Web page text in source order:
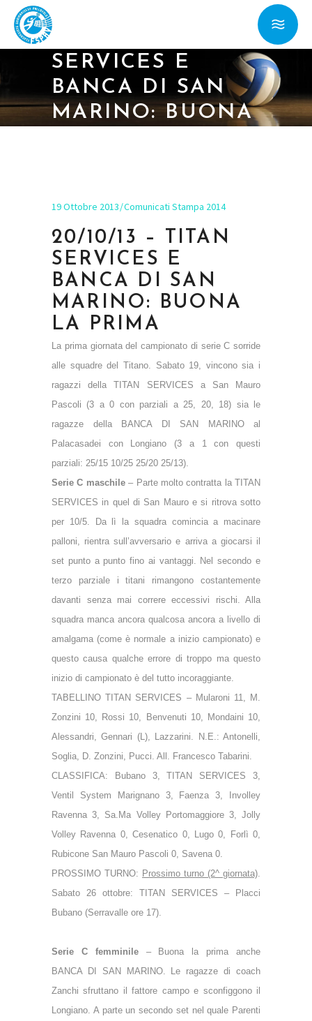
SERVICES E
BANCA DI SAN
MARINO: BUONA
19 Ottobre 2013 Comunicati Stampa 2014
20/10/13 – TITAN
SERVICES E
BANCA DI SAN
MARINO: BUONA
LA PRIMA
La prima giornata del campionato di serie C sorride
alle squadre del Titano. Sabato 19, vincono sia i
ragazzi della TITAN SERVICES a San Mauro
Pascoli (3 a 0 con parziali a 25, 20, 18) sia le
ragazze della BANCA DI SAN MARINO al
Palacasadei con Longiano (3 a 1 con questi
parziali: 25/15 10/25 25/20 25/13).
Serie C maschile– Parte molto contratta la TITAN
SERVICES in quel di San Mauro e si ritrova sotto
per 10/5. Da lì la squadra comincia a macinare
palloni, rientra sull’avversario e arriva a giocarsi il
set punto a punto fino ai vantaggi. Nel secondo e
terzo parziale i titani rimangono costantemente
davanti senza mai correre eccessivi rischi. Alla
squadra manca ancora qualcosa ancora a livello di
amalgama (come è normale a inizio campionato) e
questo causa qualche errore di troppo ma questo
inizio di campionato è del tutto incoraggiante.
TABELLINO TITAN SERVICES – Mularoni 11, M.
Zonzini 10, Rossi 10, Benvenuti 10, Mondaini 10,
Alessandri, Gennari (L), Lazzarini. N.E.: Antonelli,
Soglia, D. Zonzini, Pucci. All. Francesco Tabarini.
CLASSIFICA: Bubano 3, TITAN SERVICES 3,
Ventil System Marignano 3, Faenza 3, Involley
Ravenna 3, Sa.Ma Volley Portomaggiore 3, Jolly
Volley Ravenna 0, Cesenatico 0, Lugo 0, Forlì 0,
Rubicone San Mauro Pascoli 0, Savena 0.
PROSSIMO TURNO: Prossimo turno (2^ giornata).
Sabato 26 ottobre: TITAN SERVICES – Placci
Bubano (Serravalle ore 17).
Serie C femminile– Buona la prima anche
BANCA DI SAN MARINO. Le ragazze di coach
Zanchi sfruttano il fattore campo e sconfiggono il
Longiano. A parte un secondo set nel quale Parenti